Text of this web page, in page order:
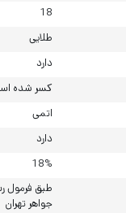
18
طلایی
دارد
کسر شده
اتمی
دارد
18%
طبق فرمول
جواهر تهران